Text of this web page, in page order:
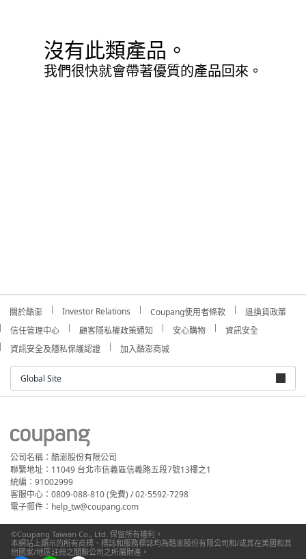
沒有此類產品。
我們很快就會帶著優質的產品回來。
關於酷澎 Investor Relations Coupang使用者條款
退換貨政策
信任管理中心
顧客隱私權政策通知 安心購物
資訊安全
資訊安全及隱私保護認證
加入酷澎商城
Global Site
公司名稱：酷澎股份有限公司
聯繫地址：11049 台北市信義區信義路五段7號13樓之1
統編：91002999
客服中心：0809-088-810 (免費) / 02-5592-7298
電子郵件：help_tw@coupang.com
©Coupang Taiwan Co., Ltd. 保留所有權利。
本網站上顯示的所有商標、標誌和服務標誌均為酷澎股份有限公司和/或其在美國和其
他國家/地區註冊之關聯公司之所屬財產。